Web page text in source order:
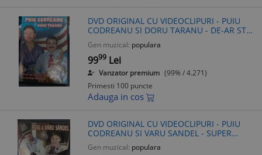
DVD ORIGINAL CU VIDEOCLIPURI - PUIU
CODREANU SI DORU TARANU - DE-AR STII
OMU'N VIATA, CU CE MAI RAMANE,
MUZICA POPULARA / PETRECERE, ROTON
2010
Gen muzical: populara
9999 Lei
Vanzator premium (99% / 4.271)
Primesti 100 puncte
Adauga in cos
DVD ORIGINAL CU VIDEOCLIPURI - PUIU
CODREANU SI VARU SANDEL - SUPER
HITURI - 50 DE VIDEOCLIPURI, MUZICA
PETRECERE
Gen muzical: populara